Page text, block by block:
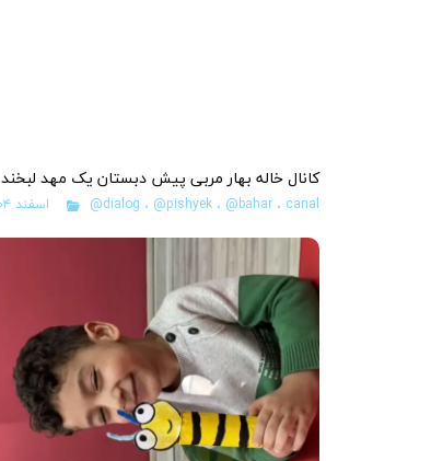
کانال خاله بهار مربی پیش دبستان یک مهد لبخند
۲۰ اسفند ۰۴ @dialog ، @pishyek، @bahar، canal